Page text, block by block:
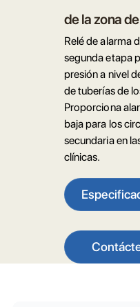
de la zona
Relé de alarma
segunda etapa
presión a nivel
de tuberías de
Proporciona
baja para los
secundaria en
clínicas.